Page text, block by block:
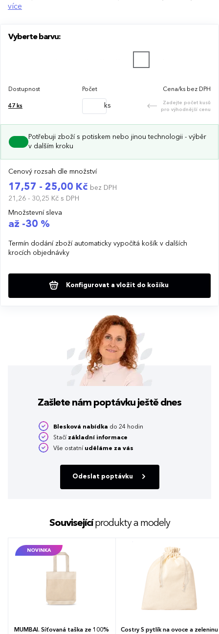
technologii potisku s ohledem na design i váš rozpočet.
více
Vyberte barvu:
Dostupnost Počet Cena/ks bez DPH
47 ks ks
Zadejte počet kusů
pro výhodnější cenu
Potřebuji zboží s potiskem nebo jinou technologii - výběr
v dalším kroku
Cenový rozsah dle množství
17,57 - 25,00 Kč bez DPH
21,26 - 30,25 Kč s DPH
Množstevní sleva
až -30 %
Termín dodání zboží automaticky vypočítá košík v dalších
krocích objednávky
Konfigurovat a vložit do košíku
Zašlete nám poptávku ještě dnes
Blesková nabídka do 24 hodin
Stačí základní informace
Vše ostatní uděláme za vás
Odeslat poptávku
Souvisejícíprodukty a modely
NOVINKA
MUMBAI. Síťovaná taška ze 100% Costry S pytlík na ovoce a zeleninu